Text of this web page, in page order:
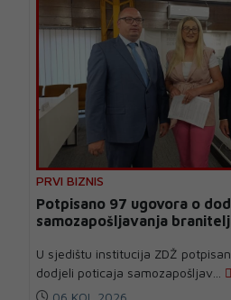
PRVI BIZNIS
Potpisano 97 ugovora o
samozapošljavanja
U sjedištu institucija ZDŽ
dodjeli poticaja samozapošljav...
06 KOL 2026